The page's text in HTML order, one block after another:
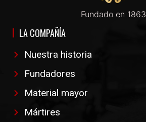
Fundado en 1863
LA COMPAÑÍA
Nuestra historia
Fundadores
Material mayor
Mártires